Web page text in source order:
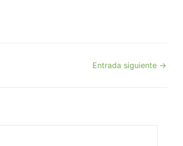
Entrada siguiente →